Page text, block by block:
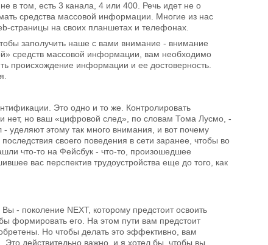
в том, есть 3 канала, 4 или 400. Речь идет не о
средства массовой информации. Многие из нас
страницы на своих планшетах и телефонах.
заполучить наше с вами внимание - внимание
средств массовой информации, вам необходимо
происхождение информации и ее достоверность.
Это одно и то же. Контролировать
нет, но ваш «цифровой след», по словам Тома Лусмо, -
- уделяют этому так много внимания, и вот почему
своего поведения в сети заранее, чтобы во
что-то на Фейсбук - что-то, произошедшее
вас перспектив трудоустройства еще до того, как
- поколение NEXT, которому предстоит освоить
формировать его. На этом пути вам предстоит
Но чтобы делать это эффективно, вам
действительно важно, и я хотел бы, чтобы вы